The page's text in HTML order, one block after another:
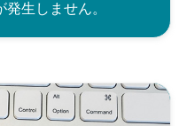
生しません。